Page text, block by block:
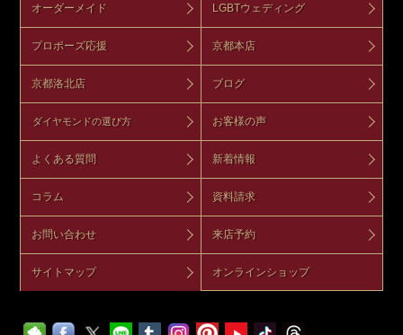
オーダーメイド LGBTウェディング
プロポーズ応援 京都本店
京都洛北店 ブログ
ダイヤモンドの選び方 お客様の声
よくある質問 新着情報
コラム 資料請求
お問い合わせ 来店予約
サイトマップ オンラインショップ